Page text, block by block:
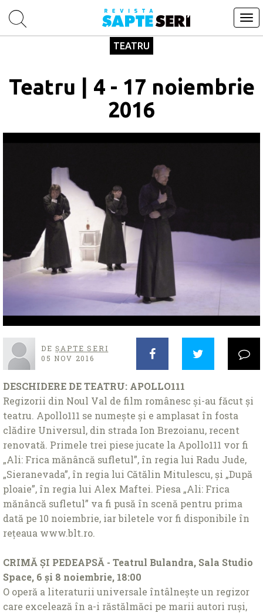
TEATRU
Teatru | 4 - 17 noiembrie
2016
DEȘAPTE SERI
05 NOV 2016
DESCHIDERE DE TEATRU: APOLLO111
Regizorii din Noul Val de film românesc și-au făcut și
teatru. Apollo111 se numește și e amplasat în fosta
clădire Universul, din strada Ion Brezoianu, recent
renovată. Primele trei piese jucate la Apollo111 vor fi
„Ali: Frica mănâncă sufletul”, în regia lui Radu Jude,
„Sieranevada”, în regia lui Cătălin Mitulescu, şi „După
ploaie”, în regia lui Alex Maftei. Piesa „Ali: Frica
mănâncă sufletul” va fi pusă în scenă pentru prima
dată pe 10 noiembrie, iar biletele vor fi disponibile în
reţeaua www.blt.ro.
CRIMĂ ŞI PEDEAPSĂ - Teatrul Bulandra, Sala Studio
Space, 6 şi 8 noiembrie, 18:00
O operă a literaturii universale întâlneşte un regizor
care excelează în a-i răstălmăci pe marii autori ruşi,